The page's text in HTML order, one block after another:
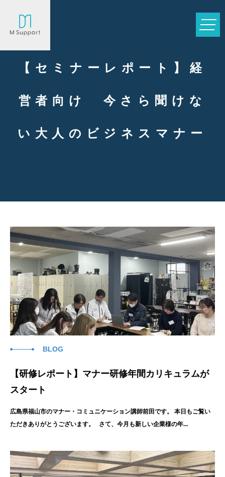
【セミナーレポート】経
営者向け 今さら聞けな
い大人のビジネスマナー
BLOG
【研修レポート】マナー研修年間カリキュラムが
スタート
広島県福山市のマナー・コミュニケーション講師前田です。 本日もご覧い
ただきありがとうございます。 さて、今月も新しい企業様の年...